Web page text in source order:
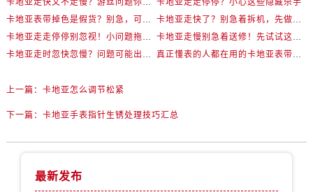
卡地亚走快又不走慢？游丝问题你了解多少？
卡地亚走走停停？小心这些隐藏杀手
卡地亚表带掉色是假货？别急，可能是这些日常习惯惹的祸
卡地亚走快了？别急着拆机，先做这一步
卡地亚走走停停别忽视！小问题拖成大修很烧钱
卡地亚走慢别急着送修！先试试这些方法
卡地亚走时忽快忽慢？问题可能出在你睡觉时！
真正懂表的人都在用的卡地亚表带调节技巧
上一篇： 卡地亚怎么调节松紧
下一篇： 卡地亚手表指针生锈处理技巧汇总
最新发布